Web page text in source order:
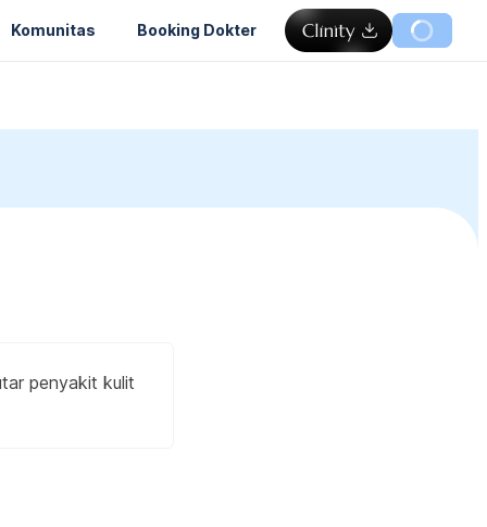
Komunitas Booking Dokter
penyakit kulit